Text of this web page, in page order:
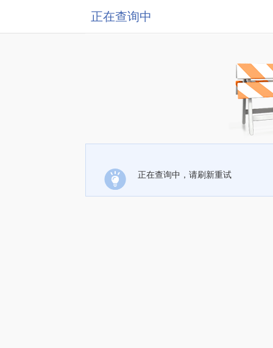
正在查询中
正在查询中，请刷新重试